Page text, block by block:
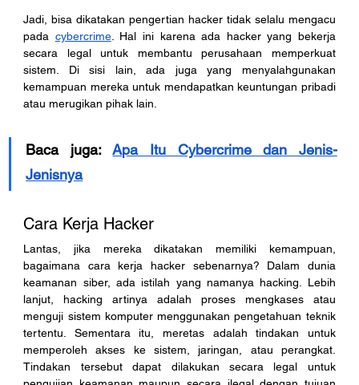
Jadi, bisa dikatakan pengertian hacker tidak selalu mengacu
pada cybercrime. Hal ini karena ada hacker yang bekerja
secara legal untuk membantu perusahaan memperkuat
sistem. Di sisi lain, ada juga yang menyalahgunakan
kemampuan mereka untuk mendapatkan keuntungan pribadi
atau merugikan pihak lain.
Baca juga: Apa Itu Cybercrime dan Jenis-
Jenisnya
Cara Kerja Hacker
Lantas, jika mereka dikatakan memiliki kemampuan,
bagaimana cara kerja hacker sebenarnya? Dalam dunia
keamanan siber, ada istilah yang namanya hacking. Lebih
lanjut, hacking artinya adalah proses mengkases atau
menguji sistem komputer menggunakan pengetahuan teknik
tertentu. Sementara itu, meretas adalah tindakan untuk
memperoleh akses ke sistem, jaringan, atau perangkat.
Tindakan tersebut dapat dilakukan secara legal untuk